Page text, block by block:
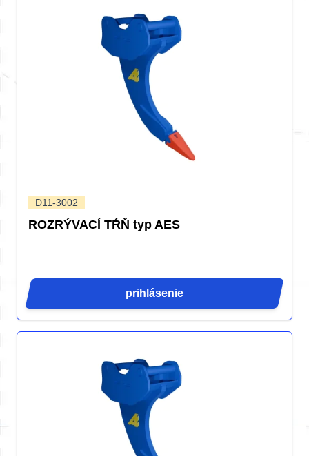
D11-3002
ROZRÝVACÍ TŔŇ typ AES
prihlásenie